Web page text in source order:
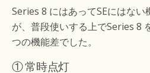
Series 8 にはあってSEにはな
が、普段使いする上でSeries 8
つの機能差でした。
① 常時点灯